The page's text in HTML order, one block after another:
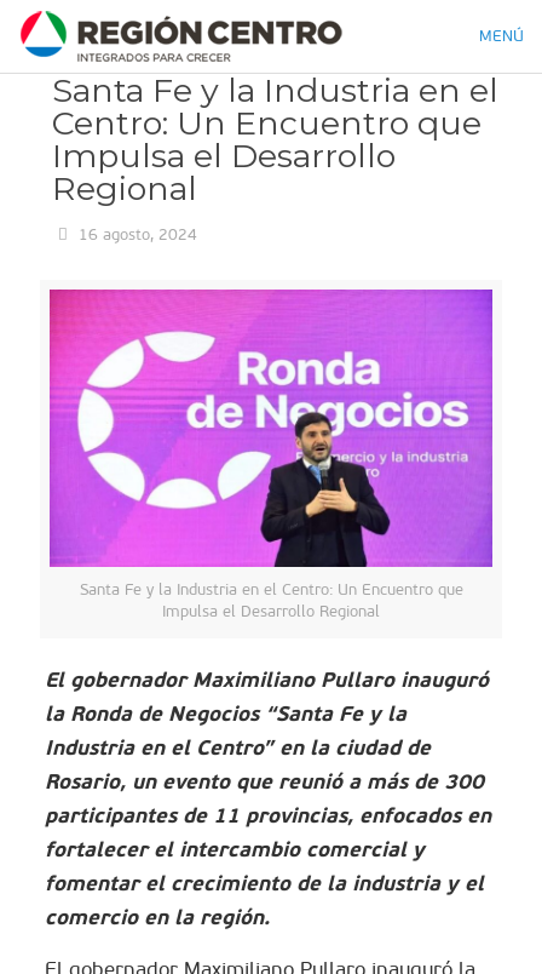
MENÚ
Santa Fe y la Industria en el
Centro: Un Encuentro que
Impulsa el Desarrollo
Regional
16 agosto, 2024
Santa Fe y la Industria en el Centro: Un Encuentro que
Impulsa el Desarrollo Regional
El gobernador Maximiliano Pullaro inauguró
la Ronda de Negocios “Santa Fe y la
Industria en el Centro” en la ciudad de
Rosario, un evento que reunió a más de 300
participantes de 11 provincias, enfocados en
fortalecer el intercambio comercial y
fomentar el crecimiento de la industria y el
comercio en la región.